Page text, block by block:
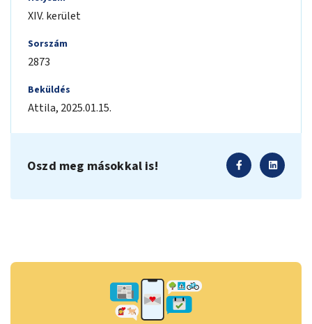
XIV. kerület
Sorszám
2873
Beküldés
Attila, 2025.01.15.
Oszd meg másokkal is!